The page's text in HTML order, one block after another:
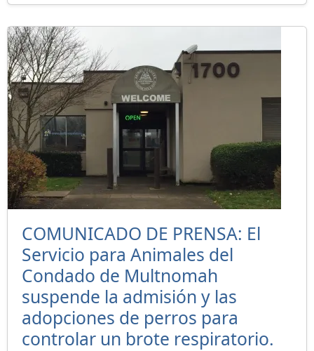
COMUNICADO DE PRENSA: El
Servicio para Animales del
Condado de Multnomah
suspende la admisión y las
adopciones de perros para
controlar un brote respiratorio.